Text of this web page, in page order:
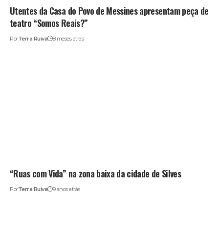
Utentes da Casa do Povo de Messines apresentam peça de
teatro “Somos Reais?”
PorTerra Ruiva 8 meses atrás
“Ruas com Vida” na zona baixa da cidade de Silves
PorTerra Ruiva 9 anos atrás